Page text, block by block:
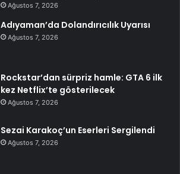
Ağustos 7, 2026
Adıyaman’da Dolandırıcılık Uyarısı
Ağustos 7, 2026
Rockstar’dan sürpriz hamle: GTA 6 ilk
kez Netflix’te gösterilecek
Ağustos 7, 2026
Sezai Karakoç’un Eserleri Sergilendi
Ağustos 7, 2026